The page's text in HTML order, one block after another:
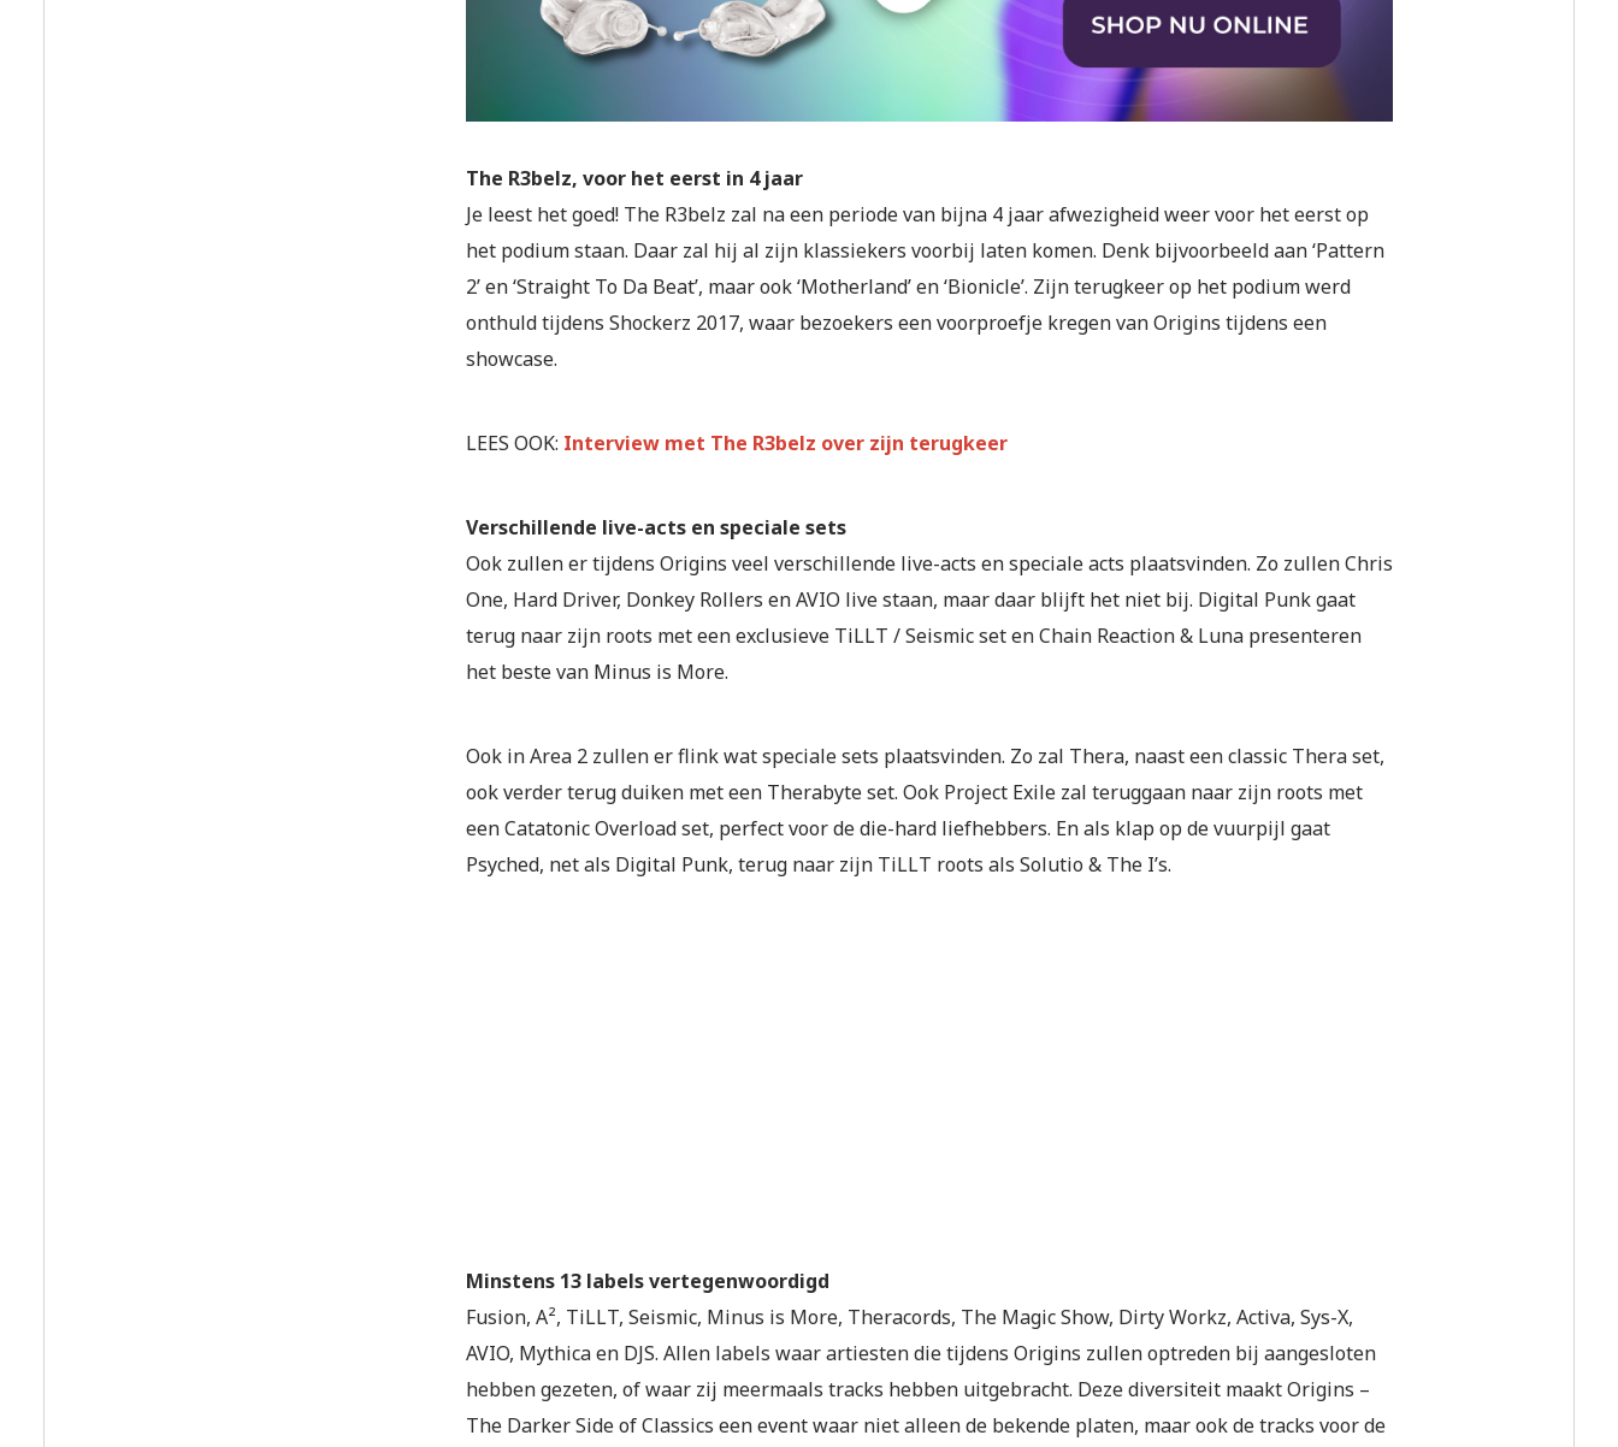
The R3belz, voor het eerst in 4 jaar
Je leest het goed! The R3belz zal na een periode van bijna 4 jaar afwezigheid weer voor het eerst op
het podium staan. Daar zal hij al zijn klassiekers voorbij laten komen. Denk bijvoorbeeld aan ‘Pattern
2’ en ‘Straight To Da Beat’, maar ook ‘Motherland’ en ‘Bionicle’. Zijn terugkeer op het podium werd
onthuld tijdens Shockerz 2017, waar bezoekers een voorproefje kregen van Origins tijdens een
showcase.
LEES OOK: Interview met The R3belz over zijn terugkeer
Verschillende live-acts en speciale sets
Ook zullen er tijdens Origins veel verschillende live-acts en speciale acts plaatsvinden. Zo zullen Chris
One, Hard Driver, Donkey Rollers en AVIO live staan, maar daar blijft het niet bij. Digital Punk gaat
terug naar zijn roots met een exclusieve TiLLT / Seismic set en Chain Reaction & Luna presenteren
het beste van Minus is More.
Ook in Area 2 zullen er flink wat speciale sets plaatsvinden. Zo zal Thera, naast een classic Thera set,
ook verder terug duiken met een Therabyte set. Ook Project Exile zal teruggaan naar zijn roots met
een Catatonic Overload set, perfect voor de die-hard liefhebbers. En als klap op de vuurpijl gaat
Psyched, net als Digital Punk, terug naar zijn TiLLT roots als Solutio & The I’s.
Minstens 13 labels vertegenwoordigd
Fusion, A², TiLLT, Seismic, Minus is More, Theracords, The Magic Show, Dirty Workz, Activa, Sys-X,
AVIO, Mythica en DJS. Allen labels waar artiesten die tijdens Origins zullen optreden bij aangesloten
hebben gezeten, of waar zij meermaals tracks hebben uitgebracht. Deze diversiteit maakt Origins –
The Darker Side of Classics een event waar niet alleen de bekende platen, maar ook de tracks voor de